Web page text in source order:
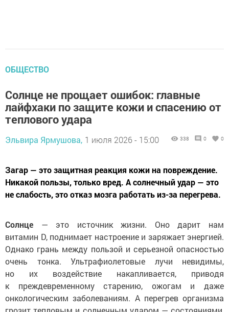
ОБЩЕСТВО
Солнце не прощает ошибок: главные
лайфхаки по защите кожи и спасению от
теплового удара
Эльвира Ярмушова, 1 июля 2026 - 15:00 338 0 0
Загар — это защитная реакция кожи на повреждение.
Никакой пользы, только вред. А солнечный удар — это
не слабость, это отказ мозга работать из-за перегрева.
Солнце — это источник жизни. Оно дарит нам
витамин D, поднимает настроение и заряжает энергией.
Однако грань между пользой и серьезной опасностью
очень тонка. Ультрафиолетовые лучи невидимы,
но их воздействие накапливается, приводя
к преждевременному старению, ожогам и даже
онкологическим заболеваниям. А перегрев организма